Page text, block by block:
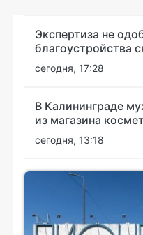
Экспертиза не
благоустройства
сегодня, 17:28
В Калининграде
из магазина
сегодня, 13:18